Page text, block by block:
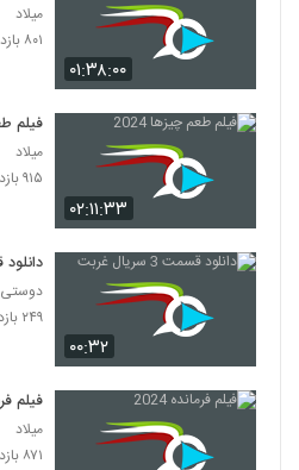
۰۱:۳۸:۰۰
میلاد
۸۰۱ بازدید
۰۲:۱۱:۳۳
فیلم
میلاد
۹۱۵ بازدید
۰۰:۳۲
دانلود
۲۴۹ بازدید
فیلم
میلاد
۸۷۱ بازدید